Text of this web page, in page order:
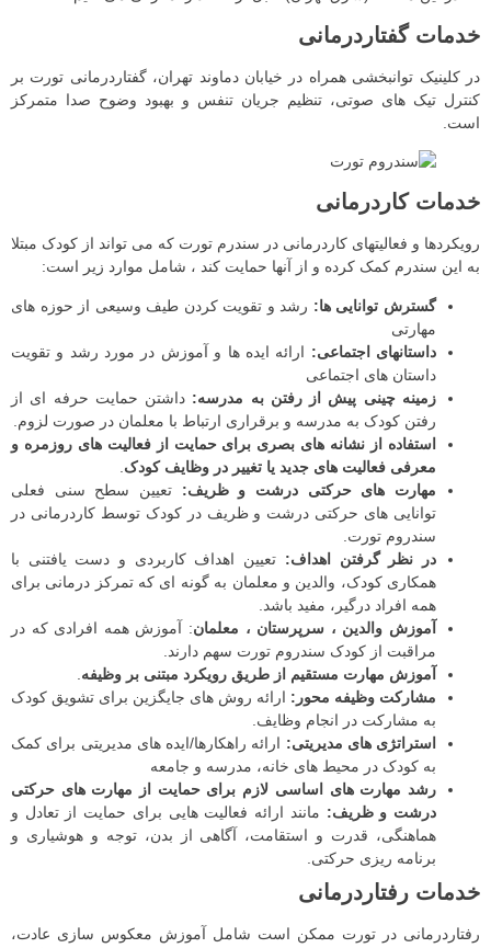
خدمات گفتاردرمانی
در کلینیک توانبخشی همراه در خیابان دماوند تهران، گفتاردرمانی تورت بر
کنترل تیک‌ های صوتی، تنظیم جریان تنفس و بهبود وضوح صدا متمرکز
است.
خدمات کاردرمانی
رویکردها و فعالیتهای کاردرمانی در سندرم تورت که می تواند از کودک مبتلا
به این سندرم کمک کرده و از آنها حمایت کند ، شامل موارد زیر است:
گسترش توانایی ها: رشد و تقویت کردن طیف وسیعی از حوزه های
مهارتی
داستانهای اجتماعی: ارائه ایده ها و آموزش در مورد رشد و تقویت
داستان های اجتماعی
زمینه چینی پیش از رفتن به مدرسه: داشتن حمایت حرفه ای از
رفتن کودک به مدرسه و برقراری ارتباط با معلمان در صورت لزوم.
استفاده از نشانه های بصری برای حمایت از فعالیت های روزمره و
معرفی فعالیت های جدید یا تغییر در وظایف کودک
مهارت های حرکتی درشت و ظریف: تعیین سطح سنی فعلی
توانایی های حرکتی درشت و ظریف در کودک توسط کاردرمانی در
سندروم تورت.
در نظر گرفتن اهداف: تعیین اهداف کاربردی و دست یافتنی با
همکاری کودک، والدین و معلمان به گونه ای که تمرکز درمانی برای
همه افراد درگیر، مفید باشد.
آموزش والدین ، سرپرستان ، معلمان: آموزش همه افرادی که در
مراقبت از کودک سندروم تورت سهم دارند.
آموزش مهارت مستقیم از طریق رویکرد مبتنی بر وظیفه
مشارکت وظیفه محور: ارائه روش های جایگزین برای تشویق کودک
به مشارکت در انجام وظایف.
استراتژی های مدیریتی: ارائه راهکارها/ایده های مدیریتی برای کمک
به کودک در محیط های خانه، مدرسه و جامعه
رشد مهارت های اساسی لازم برای حمایت از مهارت های حرکتی
درشت و ظریف: مانند ارائه فعالیت هایی برای حمایت از تعادل و
هماهنگی، قدرت و استقامت، آگاهی از بدن، توجه و هوشیاری و
برنامه ریزی حرکتی.
خدمات رفتاردرمانی
رفتاردرمانی در تورت ممکن است شامل آموزش معکوس‌ سازی عادت،